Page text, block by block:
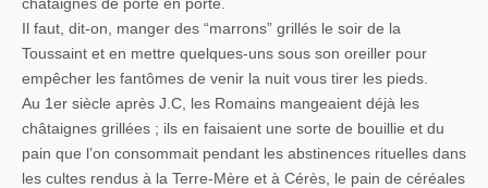
Il faut, dit-on, manger des “marrons” grillés le soir de la
Toussaint et en mettre quelques-uns sous son oreiller pour
empêcher les fantômes de venir la nuit vous tirer les pieds.
Au 1er siècle après J.C, les Romains mangeaient déjà les
châtaignes grillées ; ils en faisaient une sorte de bouillie et du
pain que l’on consommait pendant les abstinences rituelles dans
les cultes rendus à la Terre-Mère et à Cérès, le pain de céréales